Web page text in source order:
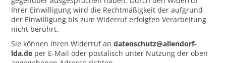
Ihrer Einwilligung wird die Rechtmäßigkeit der aufgrund
der Einwilligung bis zum Widerruf erfolgten Verarbeitung
nicht berührt.
Sie können Ihren Widerruf andatenschutz@allendorf-
lda.de per E-Mail oder postalisch unter Nutzung der oben